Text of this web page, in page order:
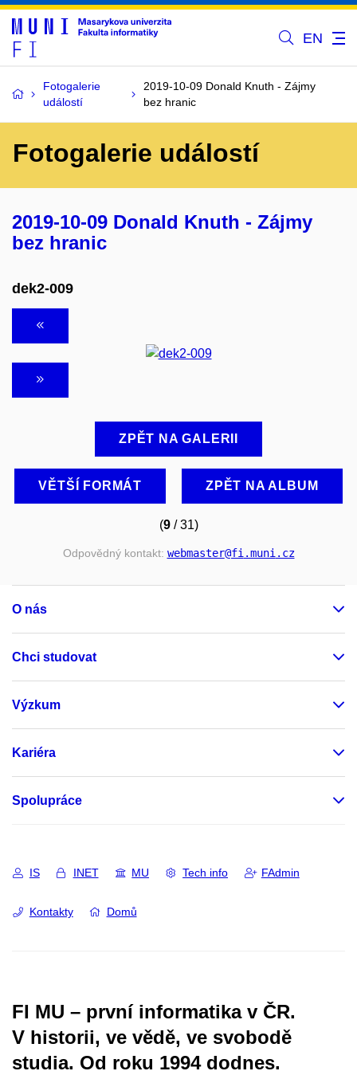
EN
Fotogalerie
událostí
2019-10-09 Donald Knuth - Zájmy
bez hranic
Fotogalerie událostí
2019-10-09 Donald Knuth - Zájmy
bez hranic
dek2-009
ZPĚT NA GALERII
VĚTŠÍ FORMÁT ZPĚT NA ALBUM
(9/ 31)
Odpovědný kontakt: webmaster@fi.muni.cz
O nás
Chci studovat
Výzkum
Kariéra
Spolupráce
IS INET MU Tech info FAdmin
Kontakty Domů
FI MU – první informatika v ČR.
V historii, ve vědě, ve svobodě
studia. Od roku 1994 dodnes.